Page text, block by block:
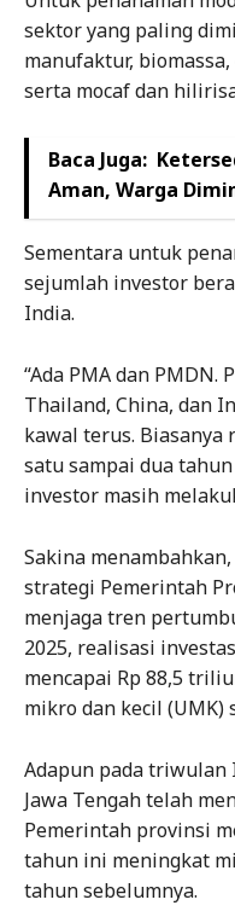
sektor yang paling
manufaktur,
serta mocaf dan
Baca Juga:
Aman, Warga
Sementara untuk
sejumlah investor
India.
“Ada PMA dan PMDN.
Thailand, China, dan
kawal terus.
satu sampai dua
investor masih
Sakina
strategi Pemerintah
menjaga tren
2025, realisasi
mencapai Rp 88,5
mikro dan kecil (UMK)
Adapun pada triwulan
Jawa Tengah telah
Pemerintah provinsi
tahun ini meningkat
tahun sebelumnya.